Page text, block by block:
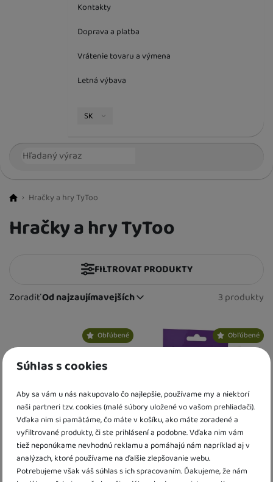
Súhlas s cookies
Aby sa vám u nás nakupovalo čo najlepšie, používame my a niektorí
naši partneri tzv. cookies (malé súbory uložené vo vašom prehliadači).
Vďaka nim si pamätáme, čo máte v košíku, ako máte zoradené a
vyfiltrované produkty, či ste prihlásení a podobne. Vďaka nim vám
tiež neponúkame nevhodnú reklamu a pomáhajú nám napríklad aj v
analýzach, ktoré používame na ďalšie zlepšovanie webu.
Potrebujeme však váš súhlas s ich spracovaním. Ďakujeme, že nám
Kontakty
Doprava a platba
Vrátenie tovaru a výmena
Letná výbava
Jazyková verzia
SK
Vyhľadávanie
Hračky a hry TyToo
Hračky a hry TyToo
ZoradiťOd najzaujímavejších
Najdrahšie
Najviac zlacnené
Od najpredávanejších
Od najzaujímavejších 3 produkty
FILTROVAT PRODUKTY
Cena(€)
až
pre chlapcov (2)
pre dievčatá i chlapcov - unisex
3 roky (2)
5 rokov (2)
6 rokov (3)
7 rokov (3)
8 rokov (2)
9 rokov (1)
10 rokov (1)
Materiál hračky
krieda 1)
Dostupnost
K dispozícii (3)
Extra
Akce (3)
Obľúbené
Tetovanie TyToo
Obľúbené
TyToo Happy Birthday